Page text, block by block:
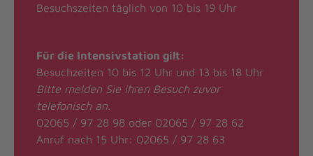
Besuchszeiten täglich von 10 bis 19 Uhr
Für die Intensivstation gilt:
Besuchzeiten 10 bis 12 Uhr und 13 bis 18 Uhr
Bitte melden Sie ihren Besuch zuvor
telefonisch an.
02065 / 97 28 98 oder 02065 / 97 28 62
Anruf nach 15 Uhr: 02065 / 97 28 63